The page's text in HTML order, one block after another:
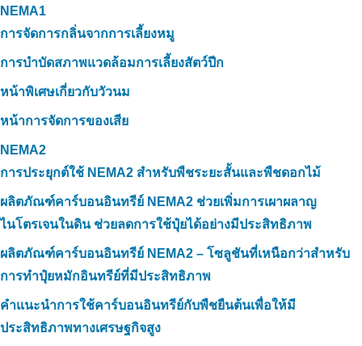
NEMA1
การจัดการกลิ่นจากการเลี้ยงหมู
การบำบัดสภาพแวดล้อมการเลี้ยงสัตว์ปีก
หน้าพิเศษเกี่ยวกับวัวนม
หน้าการจัดการของเสีย
NEMA2
การประยุกต์ใช้ NEMA2 สำหรับพืชระยะสั้นและพืชดอกไม้
ผลิตภัณฑ์คาร์บอนอินทรีย์ NEMA2 ช่วยเพิ่มการเผาผลาญ
ไนโตรเจนในดิน ช่วยลดการใช้ปุ๋ยได้อย่างมีประสิทธิภาพ
ผลิตภัณฑ์คาร์บอนอินทรีย์ NEMA2 – โซลูชันที่เหนือกว่าสำหรับ
การทำปุ๋ยหมักอินทรีย์ที่มีประสิทธิภาพ
คำแนะนำการใช้คาร์บอนอินทรีย์กับพืชยืนต้นเพื่อให้มี
ประสิทธิภาพทางเศรษฐกิจสูง